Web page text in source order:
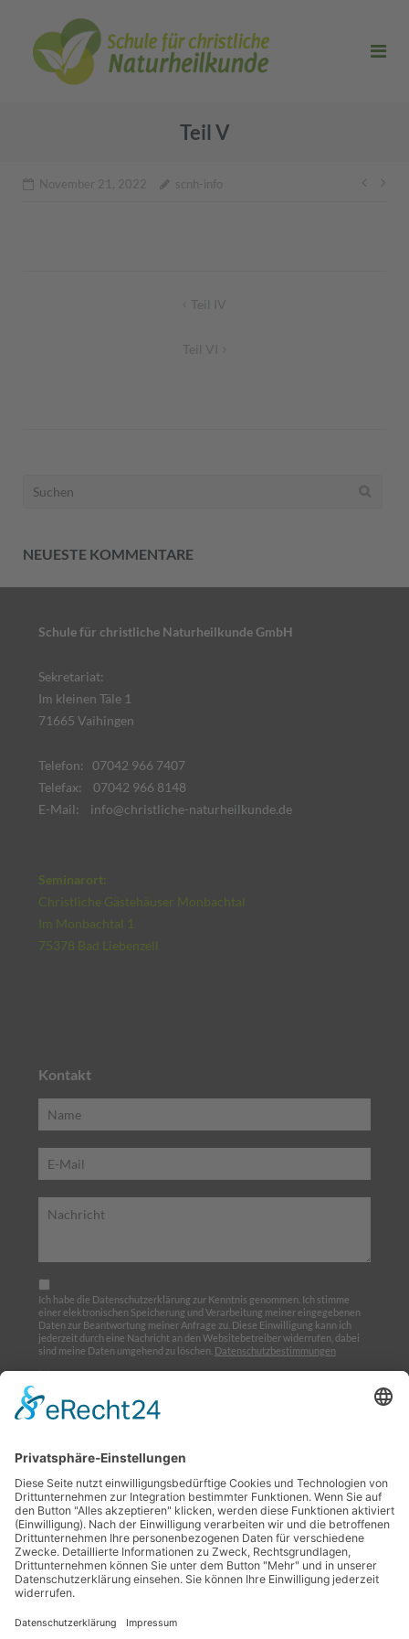
Teil V
November 21, 2022 scnh-info
BeitragsnavigationTeil IV
Teil VI
Suchen
NEUESTE KOMMENTARE
Schule für christliche Naturheilkunde GmbH
Sekretariat:
Im kleinen Täle 1
71665 Vaihingen
Telefon: 07042 966 7407
Telefax: 07042 966 8148
E-Mail: info@christliche-naturheilkunde.de
Seminarort:
Christliche Gästehäuser Monbachtal
Im Monbachtal 1
75378 Bad Liebenzell
Kontakt
Ich habe die Datenschutzerklärung zur Kenntnis genommen. Ich stimme
einer elektronischen Speicherung und Verarbeitung meiner eingegebenen
Daten zur Beantwortung meiner Anfrage zu. Diese Einwilligung kann ich
jederzeit durch eine Nachricht an den Websitebetreiber widerrufen, dabei
sind meine Daten umgehend zu löschen. Datenschutzbestimmungen
Home
Über uns
Ausbildung
Termine
Links